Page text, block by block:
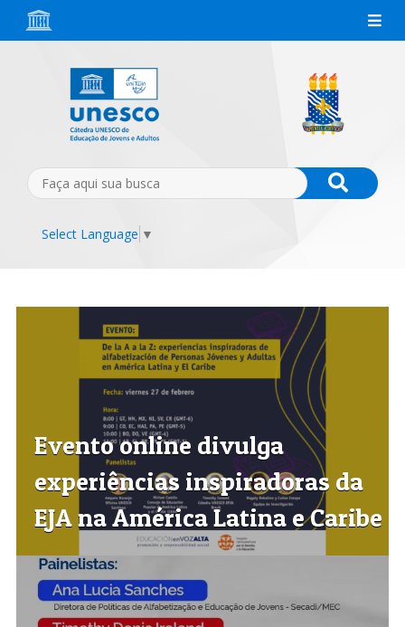
Select Language ▼
Evento online divulga
experiências inspiradoras da
EJA na América Latina e Caribe